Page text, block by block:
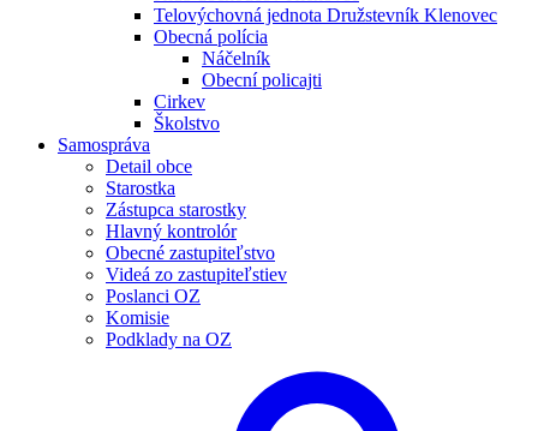
Telovýchovná jednota Družstevník Klenovec
Obecná polícia
Náčelník
Obecní policajti
Cirkev
Školstvo
Samospráva
Detail obce
Starostka
Zástupca starostky
Hlavný kontrolór
Obecné zastupiteľstvo
Videá zo zastupiteľstiev
Poslanci OZ
Komisie
Podklady na OZ